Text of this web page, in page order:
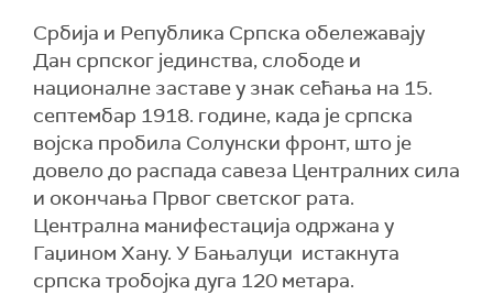
Србија и Република Српска обележавају
Дан српског јединства, слободе и
националне заставе у знак сећања на 15.
септембар 1918. године, када је српска
војска пробила Солунски фронт, што је
довело до распада савеза Централних сила
и окончања Првог светског рата.
Централна манифестација одржана у
Гаџином Хану. У Бањалуци истакнута
српска тробојка дуга 120 метара.